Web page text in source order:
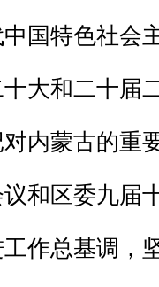
国特色社会
大和二十届
内蒙古的重
和区委九届
作总基调，